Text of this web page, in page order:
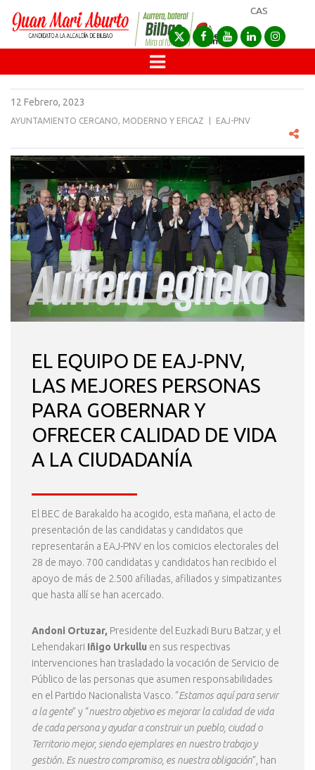
CAS
12 Febrero, 2023
AYUNTAMIENTO CERCANO, MODERNO Y EFICAZ EAJ-PNV
EL EQUIPO DE EAJ-PNV,
LAS MEJORES PERSONAS
PARA GOBERNAR Y
OFRECER CALIDAD DE VIDA
A LA CIUDADANÍA
El BEC de Barakaldo ha acogido, esta mañana, el acto de
presentación de las candidatas y candidatos que
representarán a EAJ-PNV en los comicios electorales del
28 de mayo. 700 candidatas y candidatos han recibido el
apoyo de más de 2.500 afiliadas, afiliados y simpatizantes
que hasta allí se han acercado.
Andoni Ortuzar, Presidente del Euzkadi Buru Batzar, y el
Lehendakari Iñigo Urkullu en sus respectivas
intervenciones han trasladado la vocación de Servicio de
Público de las personas que asumen responsabilidades
en el Partido Nacionalista Vasco. “Estamos aquí para servir
a la gente” y “nuestro objetivo es mejorar la calidad de vida
de cada persona y ayudar a construir un pueblo, ciudad o
Territorio mejor, siendo ejemplares en nuestro trabajo y
gestión. Es nuestro compromiso, es nuestra obligación”, han